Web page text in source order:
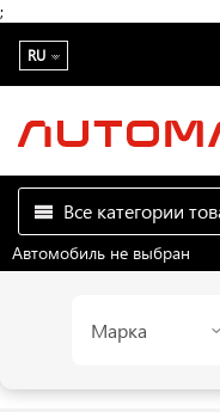
;
RU
Все категории
Автомобиль не выбран
Марка